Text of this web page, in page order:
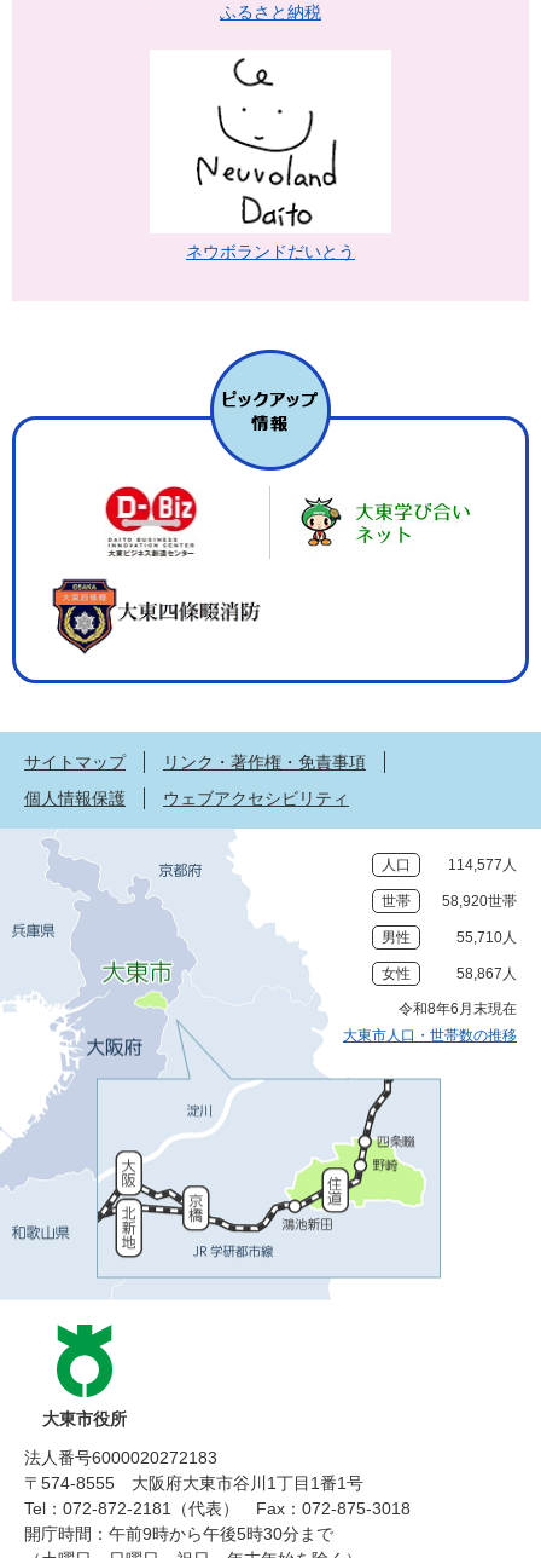
ふるさと納税
ネウボランドだいとう
サイトマップ
リンク・著作権・免責事項
個人情報保護
ウェブアクセシビリティ
人口 114,577人
世帯 58,920世帯
男性 55,710人
女性 58,867人
令和8年6月末現在
大東市人口・世帯数の推移
大東市役所
法人番号6000020272183
〒574-8555 大阪府大東市谷川1丁目1番1号
Tel：072-872-2181（代表）
Fax：072-875-3018
開庁時間：午前9時から午後5時30分まで